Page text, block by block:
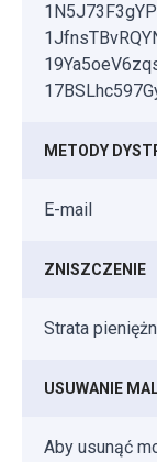
METODY
E-mail
ZNISZCZENIE
Strata
USUWANIE
Aby usunąć